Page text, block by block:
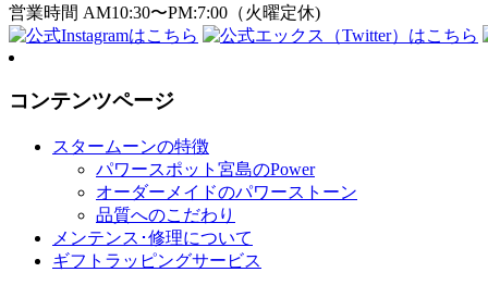
営業時間 AM10:30〜PM:7:00（火曜定休)
コンテンツページ
スタームーンの特徴
パワースポット宮島のPower
オーダーメイドのパワーストーン
品質へのこだわり
メンテンス･修理について
ギフトラッピングサービス